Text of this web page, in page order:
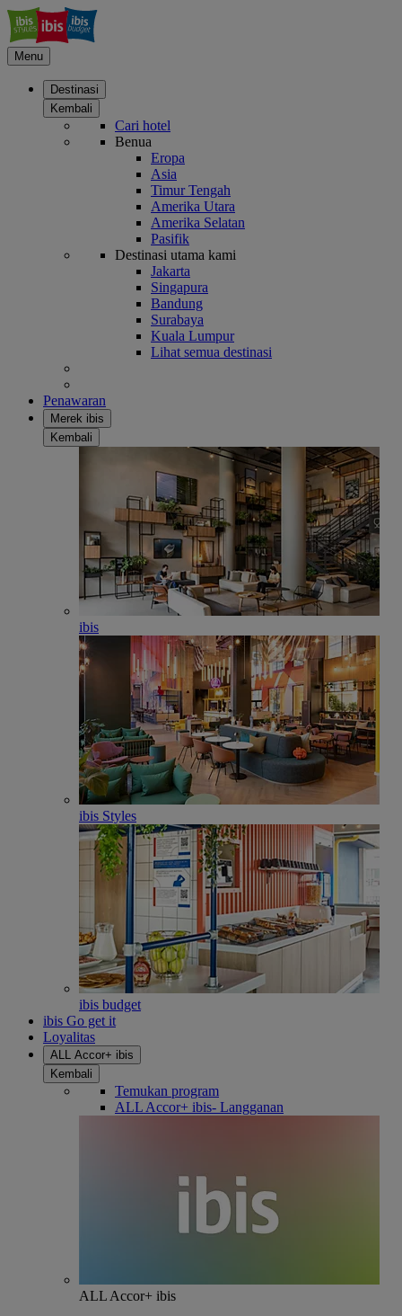
Menu
Destinasi
Kembali
Cari hotel
Benua
Eropa
Asia
Timur Tengah
Amerika Utara
Amerika Selatan
Pasifik
Destinasi utama kami
Jakarta
Singapura
Bandung
Surabaya
Kuala Lumpur
Lihat semua destinasi
Penawaran
Merek ibis
Kembali
ibis
ibis Styles
ibis budget
ibis Go get it
Loyalitas
ALL Accor+ ibis
Kembali
Temukan program
ALL Accor+ ibis- Langganan
ALL Accor+ ibis